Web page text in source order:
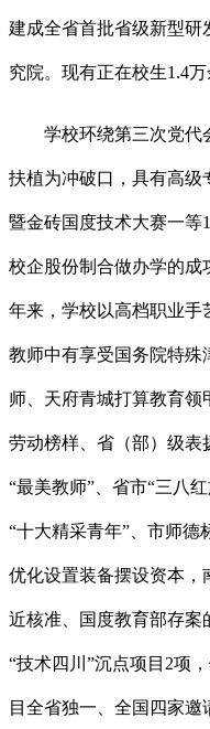
建成全省首批省级新型
究院。现有正在校生1.4万
学校环绕第三次党代会
扶植为冲破口，具有高级
暨金砖国度技术大赛一等
校企股份制合做办学的成
年来，学校以高档职业手
教师中有享受国务院特殊
师、天府青城打算教育
劳动榜样、省（部）级表
“最美教师”、省市“三八
“十大精采青年”、市师
优化设置装备摆设资本，
近核准、国度教育部存案
“技术四川”沉点项目2项
目全省独一、全国四家邀